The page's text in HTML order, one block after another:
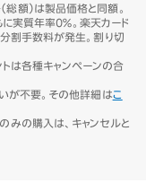
額）は製品価格と同額。
実質年率0％。楽天カード
割手数料が発生。割り切
トは各種キャンペーンの合
が不要。その他詳細はこ
の購入は、キャンセルと